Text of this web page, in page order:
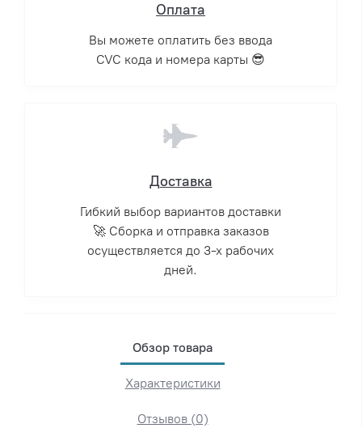
Оплата
Вы можете оплатить без ввода
CVC кода и номера карты 😎
Доставка
Гибкий выбор вариантов доставки
🚀 Сборка и отправка заказов
осуществляется до 3-х рабочих
дней.
Обзор товара
Характеристики
Отзывов (0)